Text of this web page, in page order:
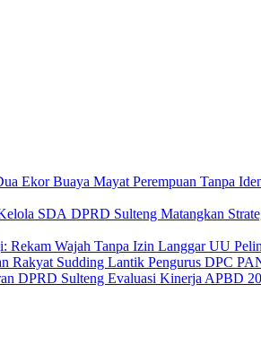
Mayat Perempuan Tanpa
DPRD Sulteng Matangkan
Rekam Wajah Tanpa Izin Langgar UU
Sudding Lantik Pengurus DPC
DPRD Sulteng Evaluasi Kinerja APBD